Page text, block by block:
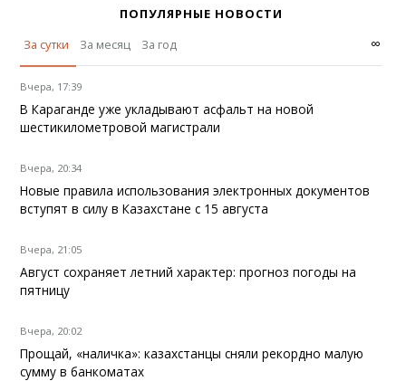
ПОПУЛЯРНЫЕ НОВОСТИ
За сутки
За месяц За год ∞
Вчера, 17:39
В Караганде уже укладывают асфальт на новой
шестикилометровой магистрали
Вчера, 20:34
Новые правила использования электронных документов
вступят в силу в Казахстане с 15 августа
Вчера, 21:05
Август сохраняет летний характер: прогноз погоды на
пятницу
Вчера, 20:02
Прощай, «наличка»: казахстанцы сняли рекордно малую
сумму в банкоматах